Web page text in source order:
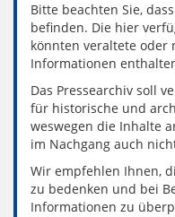
Bitte beachten Sie,
befinden. Die hier
könnten veraltete oder
Informationen
Das Pressearchiv soll
für historische und
weswegen die Inhalte
im Nachgang auch
Wir empfehlen Ihnen,
zu bedenken und bei
Informationen zu